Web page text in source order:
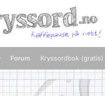
Forum Kryssordbok (gratis)